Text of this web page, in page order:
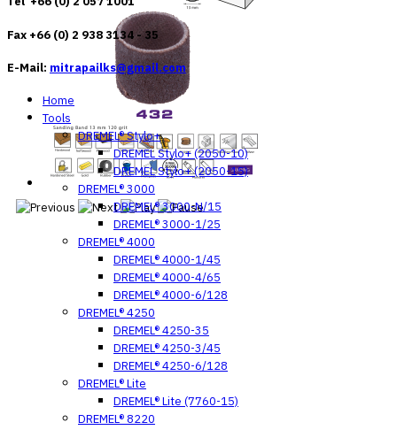
Fax +66 (0) 2 938 3134 - 35
E-Mail:mitrapailks@gmail.com
Home
Tools
DREMEL® Stylo+
DREMEL Stylo+ (2050-10)
DREMEL Stylo+ (2050-15)
DREMEL® 3000
DREMEL® 3000-N/15
DREMEL® 3000-1/25
DREMEL® 4000
DREMEL® 4000-1/45
DREMEL® 4000-4/65
DREMEL® 4000-6/128
DREMEL® 4250
DREMEL® 4250-35
DREMEL® 4250-3/45
DREMEL® 4250-6/128
DREMEL® Lite
DREMEL® Lite (7760-15)
DREMEL® 8220